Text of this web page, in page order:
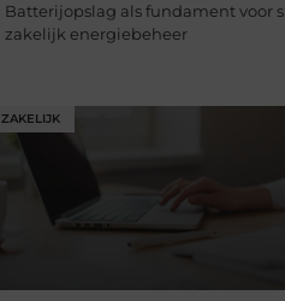
Batterijopslag als fundament voor
zakelijk energiebeheer
ZAKELIJK